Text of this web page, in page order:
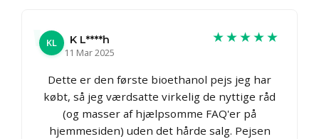
KL
K L****h
11 Mar 2025
★★★★★
Dette er den første bioethanol pejs jeg har
købt, så jeg værdsatte virkelig de nyttige råd
(og masser af hjælpsomme FAQ'er på
hjemmesiden) uden det hårde salg. Pejsen